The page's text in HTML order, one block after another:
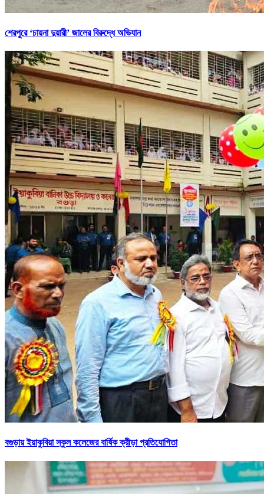
শেরপুরে ‘চায়না দুয়ারী’ জালের বিরুদ্ধে অভিযান
বগুড়ায় ইয়াকুবিয়া স্কুল কলেজের বার্ষিক ক্রীড়া প্রতিযোগিতা